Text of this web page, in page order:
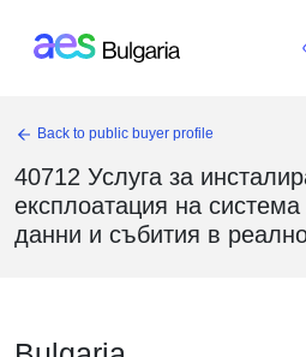
Back to public buyer profile
40712 Услуга за
експлоатация на
данни и събития в